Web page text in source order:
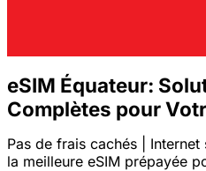
eSIM Équateur:
Complètes pour
Pas de frais cachés |
la meilleure eSIM prépayée